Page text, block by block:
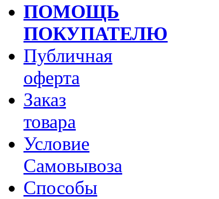
ПОМОЩЬ
ПОКУПАТЕЛЮ
Публичная
оферта
Заказ
товара
Условие
Самовывоза
Способы